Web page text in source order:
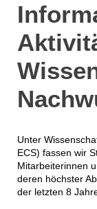
Unter
ECS) fassen wir
Mitarbeiterinnen
deren höchster
der letzten 8